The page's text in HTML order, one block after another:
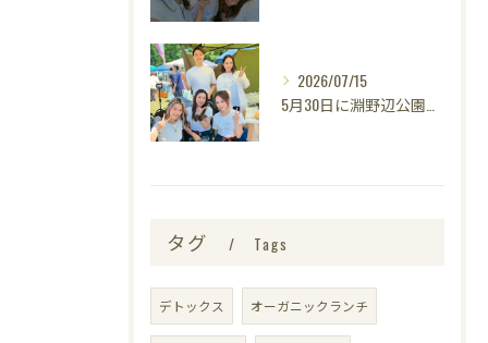
2026/07/15
タグ Tags
デトックス オーガニックランチ